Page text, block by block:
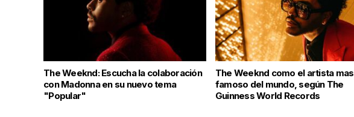
The Weeknd: Escucha la colaboración
con Madonna en su nuevo tema
"Popular"
The Weeknd como el artista mas
famoso del mundo, según The
Guinness World Records